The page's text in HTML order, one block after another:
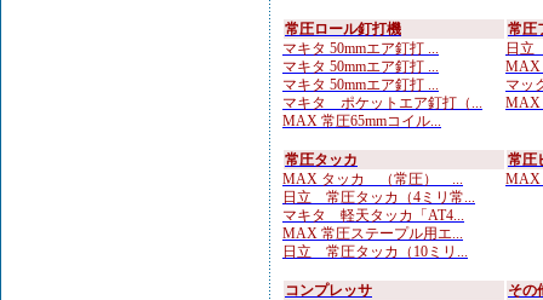
常圧ロール釘打機
マキタ 50mmエア釘打 ...
マキタ 50mmエア釘打 ...
マキタ 50mmエア釘打 ...
マキタ ポケットエア釘打（...
MAX 常圧65mmコイル...
常圧
日立
MAX
マッ
MAX
常圧タッカ
MAX タッカ （常圧） ...
日立 常圧タッカ（4ミリ常...
マキタ 軽天タッカ「AT4...
MAX 常圧ステープル用エ...
日立 常圧タッカ（10ミリ...
常圧
MAX
コンプレッサ
その